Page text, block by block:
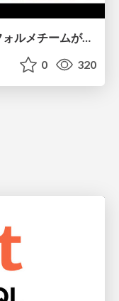
【CEDEC2026】専門性の高いデフォルメチームが挑んだ人材育成戦略 〜Cygames Academiaの企画から実施まで〜
0 320